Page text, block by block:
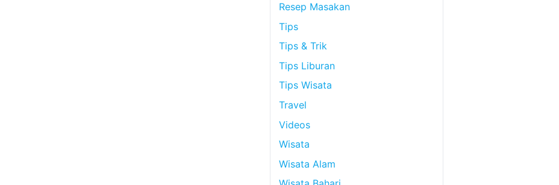
Resep Masakan
Tips
Tips & Trik
Tips Liburan
Tips Wisata
Travel
Videos
Wisata
Wisata Alam